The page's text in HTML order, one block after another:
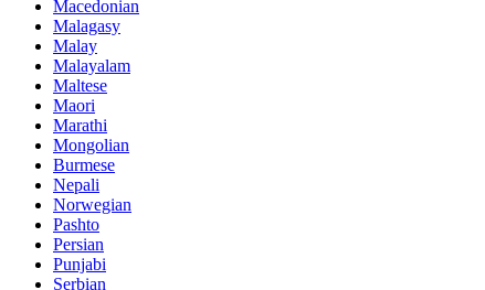
Macedonian
Malagasy
Malay
Malayalam
Maltese
Maori
Marathi
Mongolian
Burmese
Nepali
Norwegian
Pashto
Persian
Punjabi
Serbian